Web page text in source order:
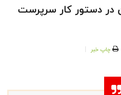
در دستور کار سرپرست
چاپ خبر